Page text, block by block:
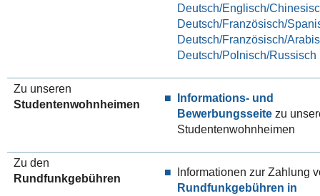
Deutsch/Englisch/
Deutsch/Französisch/
Deutsch/Französisch/
Deutsch/Polnisch/Russisch
Zu unseren
Studentenwohnheimen
Informations- und
Bewerbungsseite zu
Studentenwohnheimen
Zu den
Rundfunkgebühren
Informationen zur Zahlung
Rundfunkgebühren in